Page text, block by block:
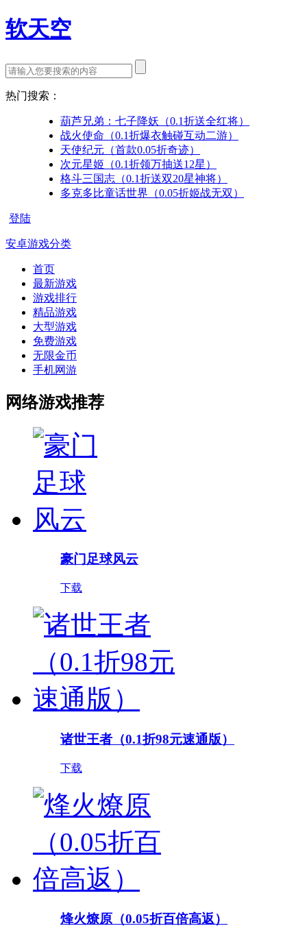
软天空
热门搜索：
葫芦兄弟：七子降妖（0.1折送全红将）
战火使命（0.1折爆衣触碰互动二游）
天使纪元（首款0.05折奇迹）
次元星姬（0.1折领万抽送12星）
格斗三国志（0.1折送双20星神将）
多克多比童话世界（0.05折姬战无双）
登陆
安卓游戏分类
首页
最新游戏
游戏排行
精品游戏
大型游戏
免费游戏
无限金币
手机网游
网络游戏推荐
豪门足球风云
下载
诸世王者（0.1折98元速通版）
下载
烽火燎原（0.05折百倍高返）